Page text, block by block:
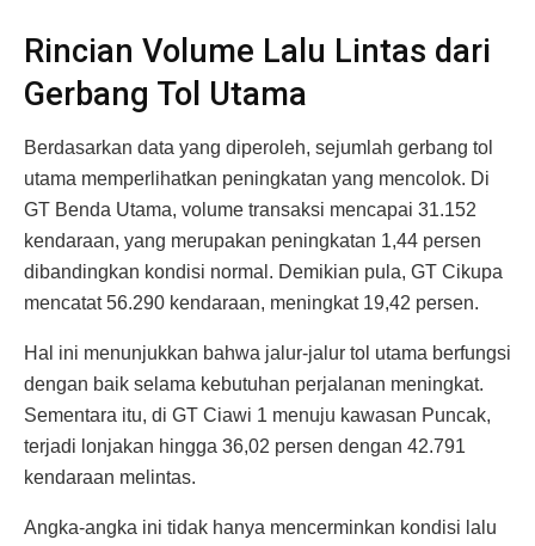
Rincian Volume Lalu Lintas dari
Gerbang Tol Utama
Berdasarkan data yang diperoleh, sejumlah gerbang tol
utama memperlihatkan peningkatan yang mencolok. Di
GT Benda Utama, volume transaksi mencapai 31.152
kendaraan, yang merupakan peningkatan 1,44 persen
dibandingkan kondisi normal. Demikian pula, GT Cikupa
mencatat 56.290 kendaraan, meningkat 19,42 persen.
Hal ini menunjukkan bahwa jalur-jalur tol utama berfungsi
dengan baik selama kebutuhan perjalanan meningkat.
Sementara itu, di GT Ciawi 1 menuju kawasan Puncak,
terjadi lonjakan hingga 36,02 persen dengan 42.791
kendaraan melintas.
Angka-angka ini tidak hanya mencerminkan kondisi lalu